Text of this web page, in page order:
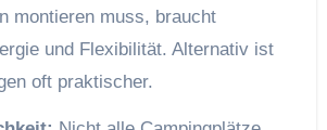
montieren muss, braucht
und Flexibilität. Alternativ ist
oft praktischer.